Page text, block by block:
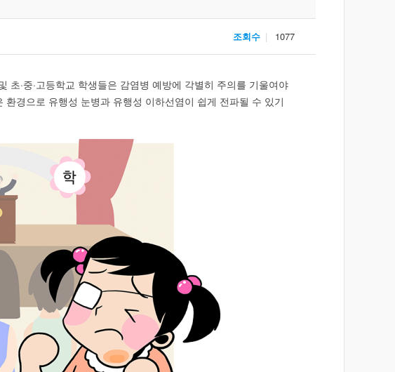
조회수 1077
·중·고등학교 학생들은 감염병 예방에 각별히 주의를 기울여야
경으로 유행성 눈병과 유행성 이하선염이 쉽게 전파될 수 있기